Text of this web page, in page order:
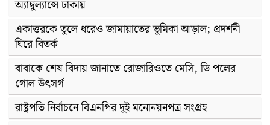
অ্যাম্বুল্যান্সে ঢাকায়
একাত্তরকে তুলে ধরেও জামায়াতের ভূমিকা আড়াল; প্রদর্শনী
ঘিরে বিতর্ক
বাবাকে শেষ বিদায় জানাতে রোজারিওতে মেসি, ডি পলের
গোল উৎসর্গ
রাষ্ট্রপতি নির্বাচনে বিএনপির দুই মনোনয়নপত্র সংগ্রহ